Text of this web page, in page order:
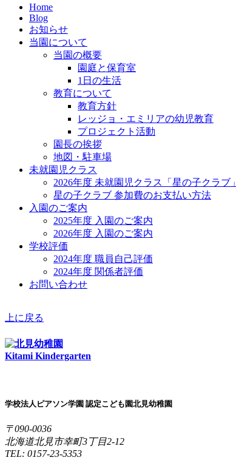
Home
Blog
お知らせ
当園について
当園の概要
園庭と保育室
1日の生活
教育について
教育方針
レッジョ・エミリアの幼児教育
プロジェクト活動
園長の挨拶
地図・駐車場
未就園児クラス
2026年度 未就園児クラス「星の子クラブ」
星の子クラブ 参加費のお支払い方法
入園のご案内
2025年度 入園のご案内
2026年度 入園のご案内
学校評価
2024年度 職員自己評価
2024年度 関係者評価
お問い合わせ
上に戻る
Kitami Kindergarten
学校法人ピアソン学園 認定こども園北見幼稚園
〒090-0036
北海道北見市幸町3丁目2-12
TEL: 0157-23-5353